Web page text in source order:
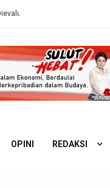
OPINI REDAKSI